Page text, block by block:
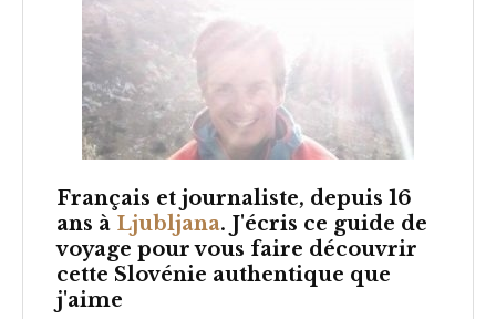
Français et journaliste, depuis 16
ans à Ljubljana. J'écris ce guide de
voyage pour vous faire découvrir
cette Slovénie authentique que
j'aime